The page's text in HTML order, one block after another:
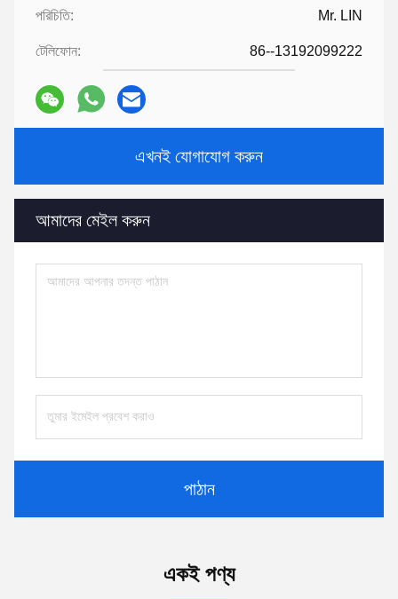
পরিচিতি: Mr. LIN
টেলিফোন: 86--13192099222
এখনই যোগাযোগ করুন
আমাদের মেইল ​​করুন
পাঠান
একই পণ্য